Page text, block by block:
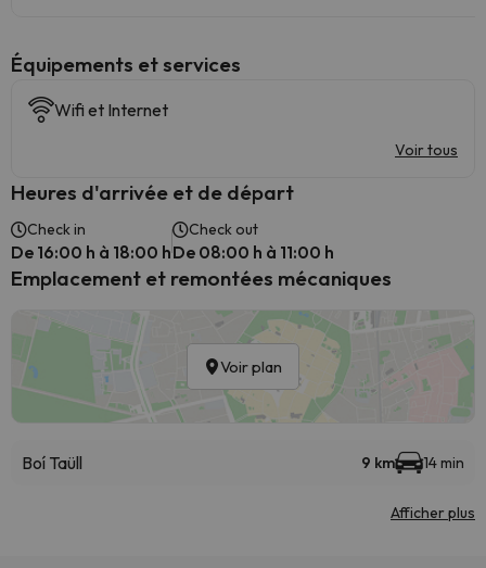
​Équipements et services
Wifi et Internet
Voir tous
Heures d'arrivée et de départ
Check in
De 16:00 h à 18:00 h
Check out
De 08:00 h à 11:00 h
Emplacement et remontées mécaniques
Voir plan
Boí Taüll 9 km 14 min
Afficher plus